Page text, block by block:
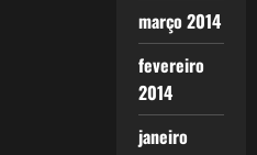
março 2014
fevereiro
2014
janeiro